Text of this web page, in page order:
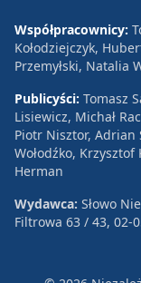
Współpracownicy:
Kołodziejczyk,
Przemyłski, Natalia
Publicyści: Tomasz
Lisiewicz, Michał
Piotr Nisztor, Adrian
Wołodźko,
Herman
Wydawca: Słowo
Filtrowa 63 / 43, 02-